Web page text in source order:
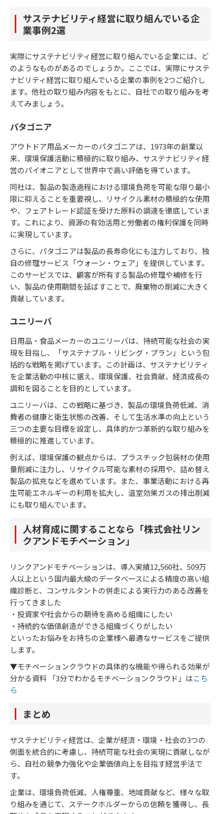
サステナビリティ経営に取り組んでいる企
業事例2選
実際にサステナビリティ経営に取り組んでいる企業には、ど
のようなものがあるのでしょうか。ここでは、実際にサステ
ナビリティ経営に取り組んでいる企業の事例を2つご紹介し
ます。他社の取り組み内容をもとに、自社での取り組みを考
えてみましょう。
パタゴニア
アウトドア用品メーカーのパタゴニアは、1973年の創業以
来、環境保護活動に積極的に取り組み、サステナビリティ経
営のパイオニアとして世界中で高い評価を得ています。
同社は、製品の製造過程における環境負荷を可能な限り最小
限に抑えることを重要視し、リサイクル素材の積極的な使用
や、フェアトレード認証を受けた原料の調達を徹底していま
す。これにより、資源の有効活用と労働者の権利保護を同時
に実現しています。
さらに、パタゴニアは製品の長寿命化にも注力しており、独
自の修理サービス「ウォーン・ウェア」を提供しています。
このサービスでは、顧客が所有する製品の修理や補修を行
い、製品の使用期間を延ばすことで、廃棄物の削減に大きく
貢献しています。
ユニリーバ
日用品・食品メーカーのユニリーバは、持続可能な社会の実
現を目指し、「サステナブル・リビング・プラン」という包
括的な戦略を掲げています。この計画は、サステナビリティ
を企業活動の中核に据え、環境保護、社会貢献、経済成長の
調和を図ることを目的としています。
ユニリーバは、この戦略に基づき、製品の環境負荷低減、消
費者の健康と衛生状態の改善、そして生活水準の向上という
三つの主要な目標を設定し、具体的かつ革新的な取り組みを
積極的に推進しています。
例えば、環境保護の観点からは、プラスチック包装材の使用
量削減に注力し、リサイクル可能な素材の採用や、詰め替え
製品の拡充などを進めています。また、事業活動における再
生可能エネルギーの利用を拡大し、温室効果ガスの排出削減
にも取り組んでいます。
人材育成に関することなら「株式会社リン
クアンドモチベーション」
リンクアンドモチベーションは、導入実績12,560社、509万
人以上という国内最大級のデータベースによる精度の高い組
織診断と、コンサルタントの併走による実行力のある改善を
行ってきました
・投資家や社会からの期待を高める組織にしたい
・持続的な価値創造ができる組織づくりがしたい
といったお悩みをお持ちの企業様へ最適なサービスをご提供
します。
▼モチベーションクラウドの具体的な機能や得られる効果が
分かる資料 「3分でわかるモチベーションクラウド」はこち
ら
まとめ
サステナビリティ経営は、企業が経済・環境・社会の3つの
側面を統合的に考慮し、持続可能な社会の実現に貢献しなが
ら、自社の競争力強化や企業価値向上を目指す経営手法で
す。
企業は、環境負荷低減、人権尊重、地域貢献など、様々な取
り組みを通じて、ステークホルダーからの信頼を獲得し、長